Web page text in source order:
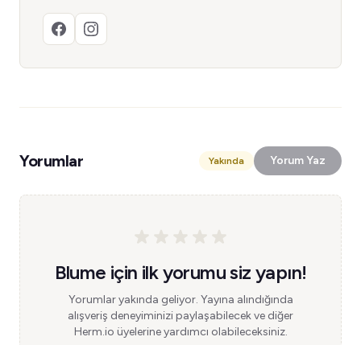
Yorumlar Yakında Yorum Yaz
Blume için ilk yorumu siz yapın!
Yorumlar yakında geliyor. Yayına alındığında
alışveriş deneyiminizi paylaşabilecek ve diğer
Herm.io üyelerine yardımcı olabileceksiniz.